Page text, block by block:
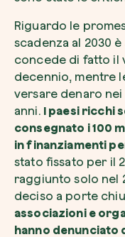
Riguardo le
scadenza al 2030
concede di fatto il
decennio, mentre
versare denaro
anni. I paesi ricchi
consegnato i 100
in finanziamenti
stato fissato per il
raggiunto solo nel
deciso a porte
associazioni e
hanno denunciato